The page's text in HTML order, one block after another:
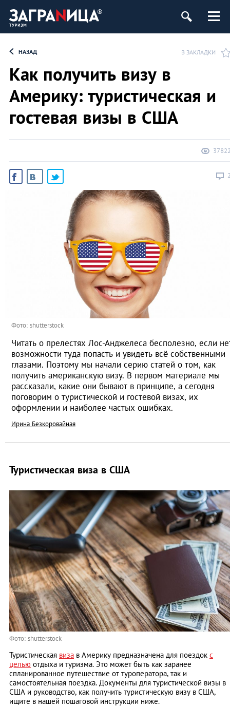
НАЗАД В ЗАКЛАДКИ
Как получить визу в
Америку: туристическая и
гостевая визы в США
Фото: shutterstock
Читать о прелестях Лос-Анджелеса бесполезно, если
возможности туда попасть и увидеть всё собственными
глазами. Поэтому мы начали серию статей о том, как
получить американскую визу. В первом материале мы
рассказали, какие они бывают в принципе, а сегодня
поговорим о туристической и гостевой визах, их
оформлении и наиболее частых ошибках.
Ирина Безкоровайная
Туристическая виза в США
Фото: shutterstock
Туристическая виза в Америку предназначена для поездок с
целью отдыха и туризма. Это может быть как заранее
спланированное путешествие от туроператора, так и
самостоятельная поездка. Документы для туристической визы в
США и руководство, как получить туристическую визу в США,
ищите в нашей пошаговой инструкции ниже.